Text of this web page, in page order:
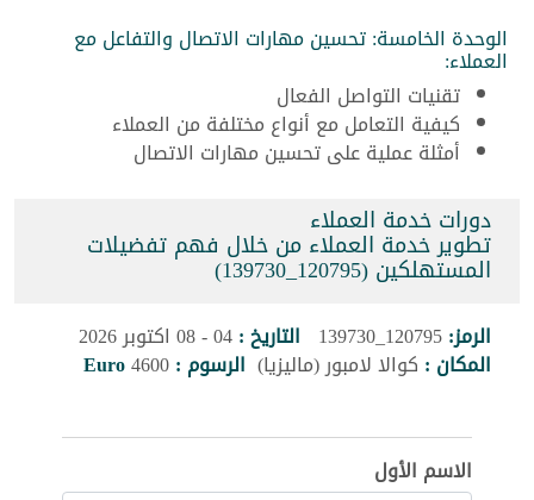
الوحدة الخامسة: تحسين مهارات الاتصال والتفاعل مع
العملاء:
تقنيات التواصل الفعال
كيفية التعامل مع أنواع مختلفة من العملاء
أمثلة عملية على تحسين مهارات الاتصال
دورات خدمة العملاء
تطوير خدمة العملاء من خلال فهم تفضيلات
المستهلكين (120795_139730)
الرمز:120795_139730 التاريخ :04 - 08 اكتوبر 2026
المكان : كوالا لامبور (ماليزيا) الرسوم :4600
Euro
الاسم الأول